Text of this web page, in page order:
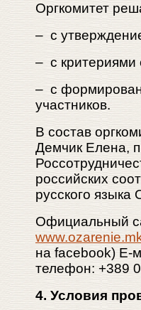
Оргкомитет
– с
– с критериями
– с
участников.
В состав
Демчик Елена,
российских
русского
Официальный
на facebook) Е-
телефон: +389
4. Условия